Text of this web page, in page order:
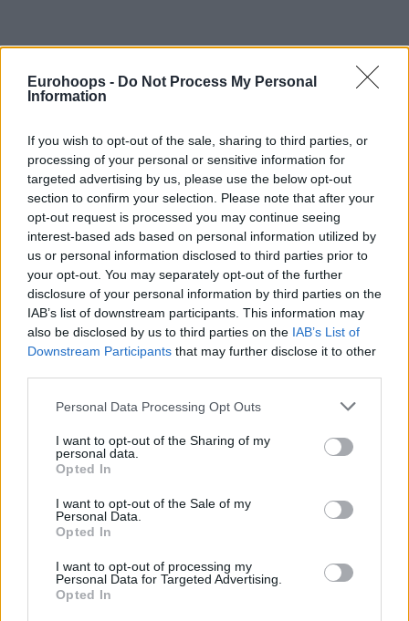
Eurohoops - Do Not Process My Personal
Information
If you wish to opt-out of the sale, sharing to third parties, or
processing of your personal or sensitive information for
targeted advertising by us, please use the below opt-out
section to confirm your selection. Please note that after your
opt-out request is processed you may continue seeing
interest-based ads based on personal information utilized by
us or personal information disclosed to third parties prior to
your opt-out. You may separately opt-out of the further
disclosure of your personal information by third parties on the
IAB’s list of downstream participants. This information may
also be disclosed by us to third parties on the IAB’s List of
Downstream Participants that may further disclose it to other
Please note that this website/app uses one or more Google
not limited to your visit or usage behaviour. You may click to
grant or deny consent to Google and its third-party tags to
use your data for below specified purposes in below Google
consent section.
Personal Data Processing Opt Outs
I want to opt-out of the Sharing of my
personal data.
Opted In
I want to opt-out of the Sale of my
Personal Data.
Opted In
I want to opt-out of processing my
Personal Data for Targeted Advertising.
Opted In
Του Νίκου Μαστρογιαννόπουλου/info@eurohoops.net
Η ΚΑΕΆρης απέστειλε σήμερα στη Euroleague Basketball
τον φάκελο συμμετοχής στο BKT EuroCup της επόμενης
σεζόν 2025-26.
Μπορεί η περσινή, δεύτερη, σεζόν να μην κύλησε όπως θα
παραμείνουν στη διοργάνωση.
προκειμένου να δείξουν ότι πληρούν όλες τις σχετικές
προδιαγραφές.
Αν τελικώς οΆρηςπάρει μέρος στο EuroCup της επόμενης
σεζόν, αυτή θα είναι η τρίτη σερί χρονιά που θα βρεθεί